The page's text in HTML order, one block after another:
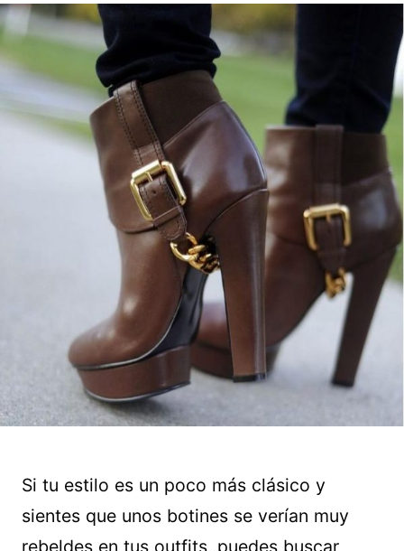
Si tu estilo es un poco más clásico y
sientes que unos botines se verían muy